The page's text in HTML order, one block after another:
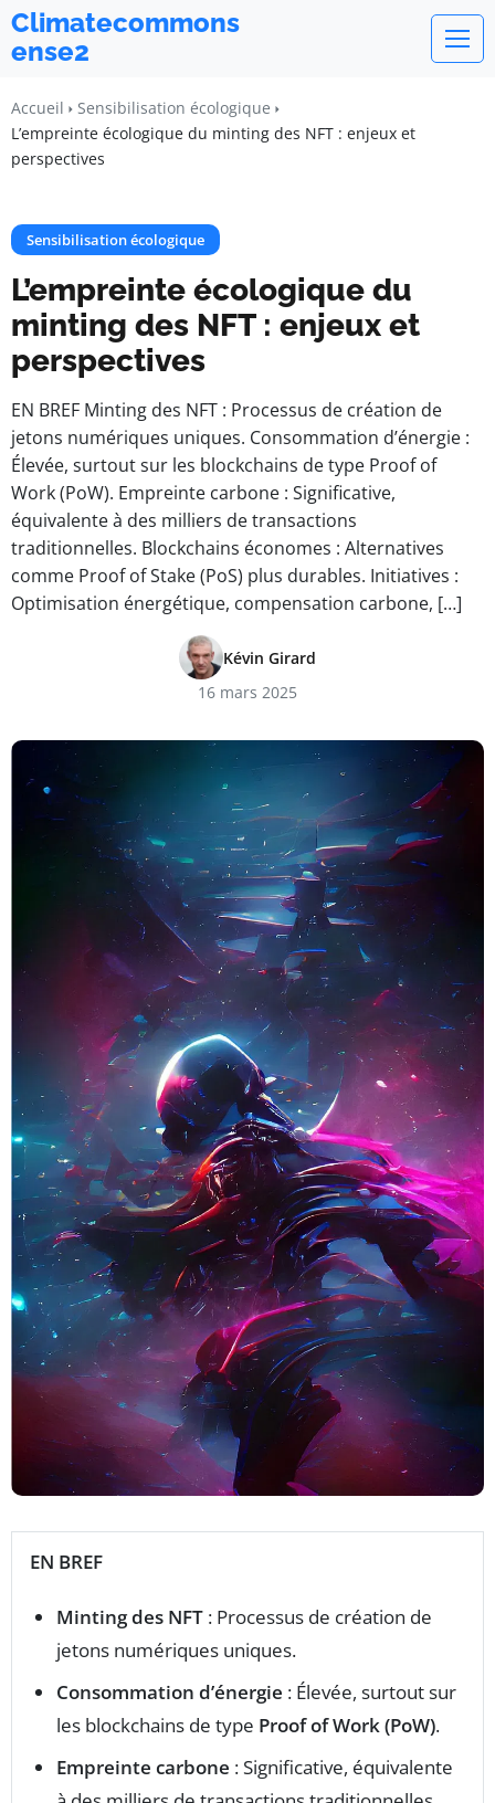
Climatecommons
ense2
Accueil
Sensibilisation écologique
L’empreinte écologique du minting des NFT : enjeux et
perspectives
Sensibilisation écologique
L’empreinte écologique du
minting des NFT : enjeux et
perspectives
EN BREF Minting des NFT : Processus de création de
jetons numériques uniques. Consommation d’énergie :
Élevée, surtout sur les blockchains de type Proof of
Work (PoW). Empreinte carbone : Significative,
équivalente à des milliers de transactions
traditionnelles. Blockchains économes : Alternatives
comme Proof of Stake (PoS) plus durables. Initiatives :
Optimisation énergétique, compensation carbone, […]
Kévin Girard
16 mars 2025
EN BREF
Minting des NFT : Processus de création de
jetons numériques uniques.
Consommation d’énergie : Élevée, surtout sur
les blockchains de type Proof of Work (PoW).
Empreinte carbone : Significative, équivalente